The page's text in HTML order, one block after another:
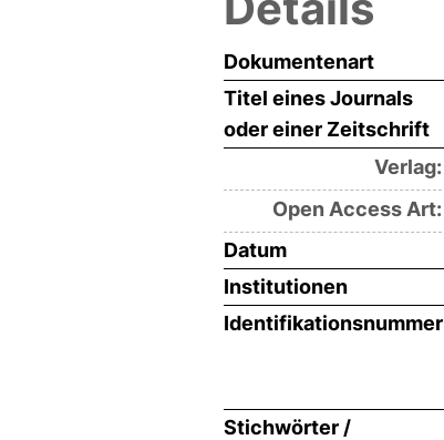
Dokumentenart
Titel eines Journals
oder einer Zeitschrift
Verlag:
Open Access Art:
Datum
Institutionen
Identifikationsnummer
Stichwörter /